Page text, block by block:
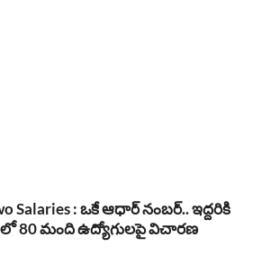
Salaries : ఒకే ఆధార్ నంబర్.. ఇద్దరికి
80 మంది ఉద్యోగులపై విచారణ